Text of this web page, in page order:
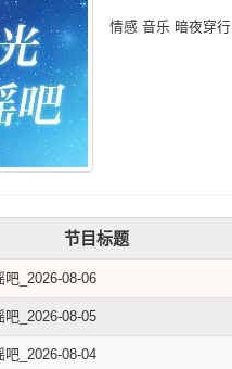
情感 音乐 暗夜穿行
节目标题
吧_2026-08-06
吧_2026-08-05
吧_2026-08-04